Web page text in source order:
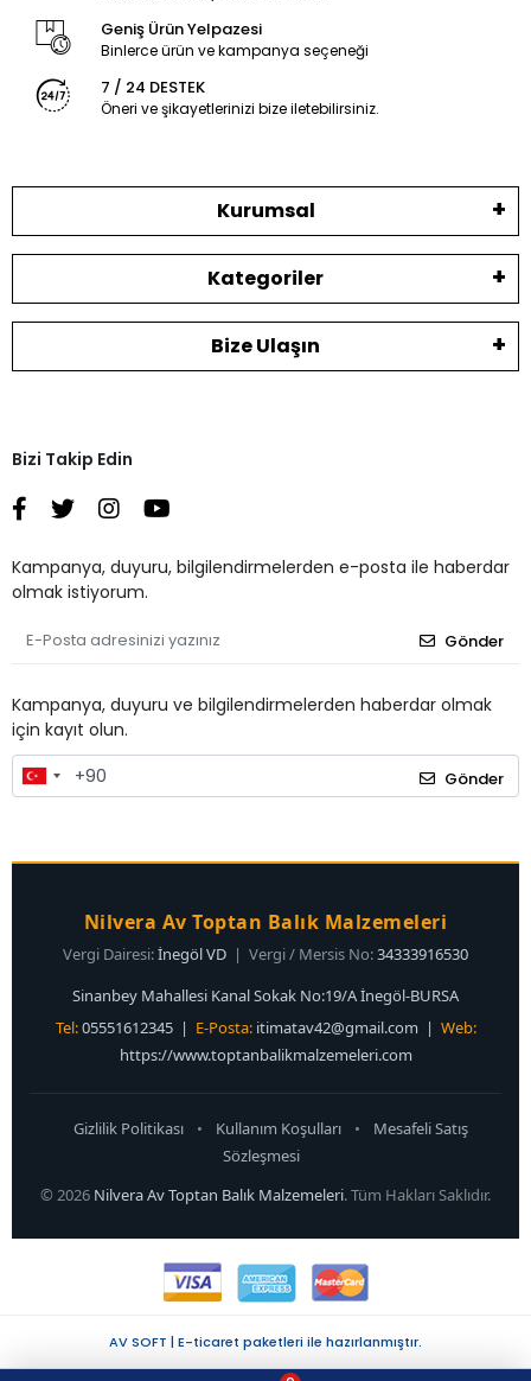
Geniş Ürün Yelpazesi
Binlerce ürün ve kampanya seçeneği
7 / 24 DESTEK
Öneri ve şikayetlerinizi bize iletebilirsiniz.
Kurumsal
Kategoriler
Bize Ulaşın
Bizi Takip Edin
Kampanya, duyuru, bilgilendirmelerden e-posta ile haberdar
olmak istiyorum.
Gönder
Kampanya, duyuru ve bilgilendirmelerden haberdar olmak
için kayıt olun.
Gönder
Nilvera Av Toptan Balık Malzemeleri
Vergi Dairesi:İnegöl VD | Vergi / Mersis No:34333916530
Sinanbey Mahallesi Kanal Sokak No:19/A İnegöl-BURSA
Tel:05551612345 | E-Posta: itimatav42@gmail.com | Web:
https://www.toptanbalikmalzemeleri.com
Gizlilik Politikası • Kullanım Koşulları •
Mesafeli Satış
Sözleşmesi
© 2026 Nilvera Av Toptan Balık Malzemeleri. Tüm Hakları Saklıdır.
AV SOFT | E-ticaret paketleri ile hazırlanmıştır.